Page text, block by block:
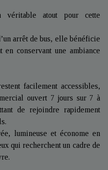
véritable atout pour cette
arrêt de bus, elle bénéficie
en conservant une ambiance
facilement accessibles,
ouvert 7 jours sur 7 à
de rejoindre rapidement
lumineuse et économe en
qui recherchent un cadre de